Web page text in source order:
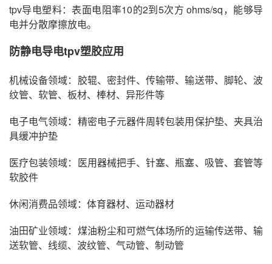
tpv导电塑料：表面电阻率10的2到5次方 ohms/sq，能够导
电并分散摩擦放电。
防静电导电tpv塑胶应用
机械设备领域：胶辊、密封件、传输带、输送带、脚轮、波
纹管、软管、板材、棒材、异形件等
电子电气领域：精密电子元器件周转包装用保护垫、夹具治
具缓冲护垫
医疗包装领域：医用器械把手、针塞、瓶塞、吸管、套管等
软胶件
休闲消费品领域：体育器材、运动器材
油田矿业领域：煤油粉尘和可燃气体场所的运输传送带、输
送软管、线缆、波纹管、气动管、制动管